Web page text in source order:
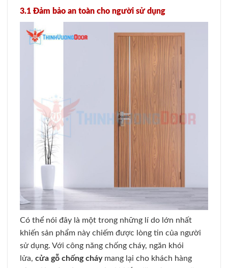
3.1 Đảm bảo an toàn cho người sử dụng
Có thể nói đây là một trong những lí do lớn nhất
khiến sản phẩm này chiếm được lòng tin của người
sử dụng. Với công năng chống cháy, ngăn khói
lửa, cửa gỗ chống cháymang lại cho khách hàng